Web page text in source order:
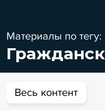
Материалы по тегу:
Весь контент